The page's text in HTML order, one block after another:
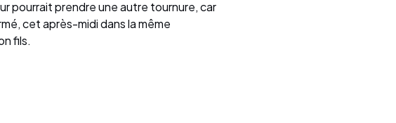
pourrait prendre une autre tournure, car
cet après-midi dans la même
fils.